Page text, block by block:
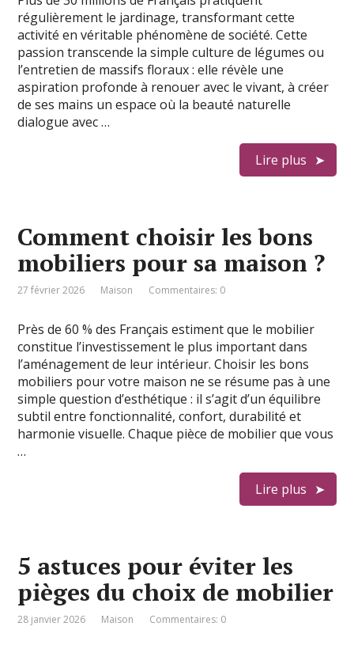
régulièrement le jardinage, transformant cette
activité en véritable phénomène de société. Cette
passion transcende la simple culture de légumes ou
l’entretien de massifs floraux : elle révèle une
aspiration profonde à renouer avec le vivant, à créer
de ses mains un espace où la beauté naturelle
dialogue avec …
Lire plus
Comment choisir les bons
mobiliers pour sa maison ?
27 février 2026 Maison Commentaires: 0
Près de 60 % des Français estiment que le mobilier
constitue l’investissement le plus important dans
l’aménagement de leur intérieur. Choisir les bons
mobiliers pour votre maison ne se résume pas à une
simple question d’esthétique : il s’agit d’un équilibre
subtil entre fonctionnalité, confort, durabilité et
harmonie visuelle. Chaque pièce de mobilier que vous
…
Lire plus
5 astuces pour éviter les
pièges du choix de mobilier
28 janvier 2026 Maison Commentaires: 0